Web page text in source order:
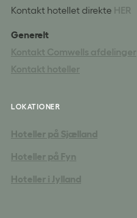
Kontakt hotellet direkte HER
Generelt
Kontakt Comwells afdelinger
Kontakt hoteller
LOKATIONER
Hoteller på Sjælland
Hoteller på Fyn
Hoteller i Jylland